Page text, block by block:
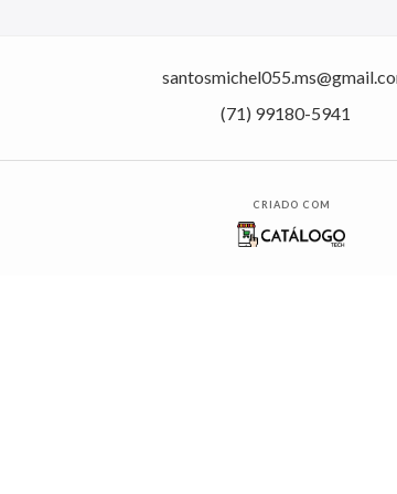
(71) 99180-5941
CRIADO COM